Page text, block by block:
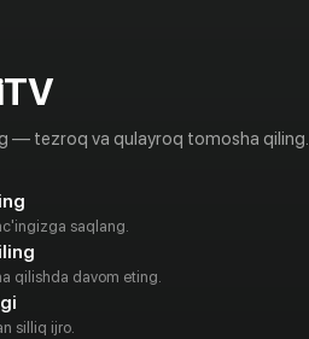
— tezroq va qulayroq tomosha qiling.
saqlang.
qilishda davom eting.
silliq ijro.